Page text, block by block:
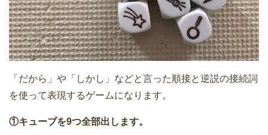
「だから」や「しかし」などと言った順接と逆説の接続詞
を使って表現するゲームになります。
①キューブを9つ全部出します。